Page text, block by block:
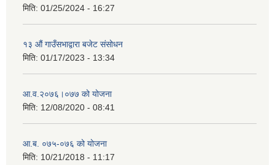
मिति: 01/25/2024 - 16:27
१३ औं गाउँसभाद्वारा बजेट संसोधन
मिति: 01/17/2023 - 13:34
आ‍.व.२०७६।०७७ को योजना
मिति: 12/08/2020 - 08:41
आ.ब. ०७५-०७६ को योजना
मिति: 10/21/2018 - 11:17